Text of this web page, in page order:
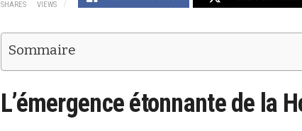
SHARES VIEWS
Sommaire
L’émergence étonnante de la